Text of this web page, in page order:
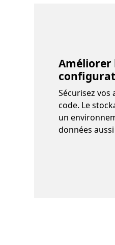
Améliorer
Sécurisez
code. Le
un
données